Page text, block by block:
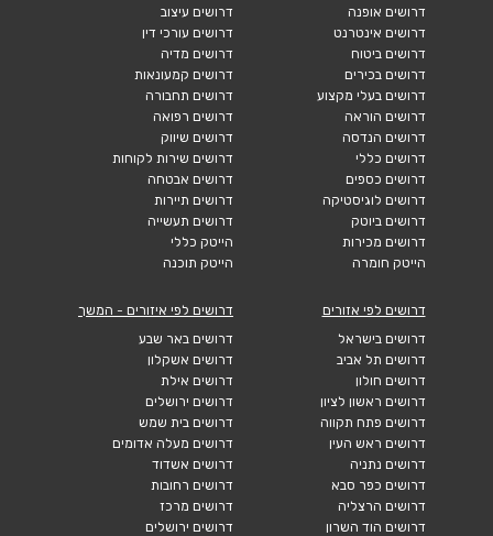
דרושים אופנה
דרושים אינטרנט
דרושים ביטוח
דרושים בכירים
דרושים בעלי מקצוע
דרושים הוראה
דרושים הנדסה
דרושים כללי
דרושים כספים
דרושים לוגיסטיקה
דרושים ביוטק
דרושים מכירות
הייטק חומרה
דרושים עיצוב
דרושים עורכי דין
דרושים מדיה
דרושים קמעונאות
דרושים תחבורה
דרושים רפואה
דרושים שיווק
דרושים שירות לקוחות
דרושים אבטחה
דרושים תיירות
דרושים תעשייה
הייטק כללי
הייטק תוכנה
דרושים לפי אזורים
דרושים בישראל
דרושים תל אביב
דרושים חולון
דרושים ראשון לציון
דרושים פתח תקווה
דרושים ראש העין
דרושים נתניה
דרושים כפר סבא
דרושים הרצליה
דרושים הוד השרון
דרושים לפי איזורים - המשך
דרושים באר שבע
דרושים אשקלון
דרושים אילת
דרושים ירושלים
דרושים בית שמש
דרושים מעלה אדומים
דרושים אשדוד
דרושים רחובות
דרושים מרכז
דרושים ירושלים